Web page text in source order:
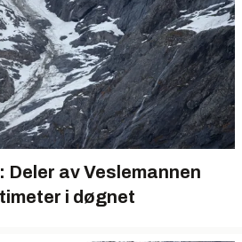
av Veslemannen
i døgnet